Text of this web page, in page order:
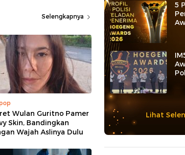
Selengkapnya
Wulan Guritno Pamer
Skin, Bandingkan
Wajah Aslinya Dulu
5
Lihat